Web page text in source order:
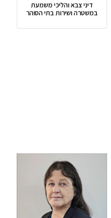
דיני צבא והליכי משמעת
במשטרה ושירות בתי הסוהר